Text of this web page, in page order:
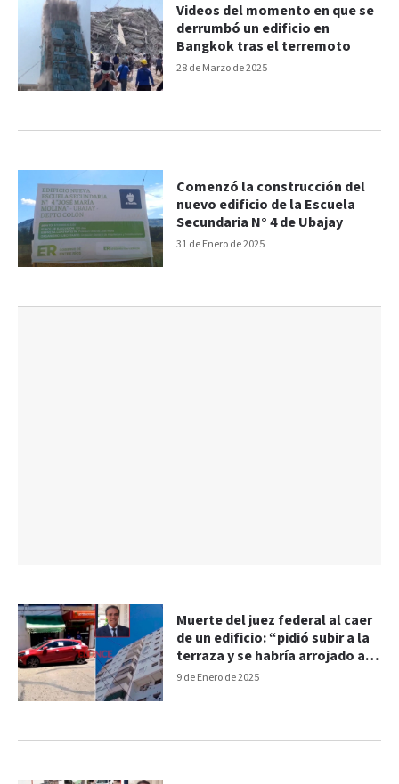
28 de Marzo de 2025
Videos del momento en que se
derrumbó un edificio en
Bangkok tras el terremoto
31 de Enero de 2025
Comenzó la construcción del
nuevo edificio de la Escuela
Secundaria N° 4 de Ubajay
9 de Enero de 2025
Muerte del juez federal al caer
de un edificio: “pidió subir a la
terraza y se habría arrojado al
vacío”